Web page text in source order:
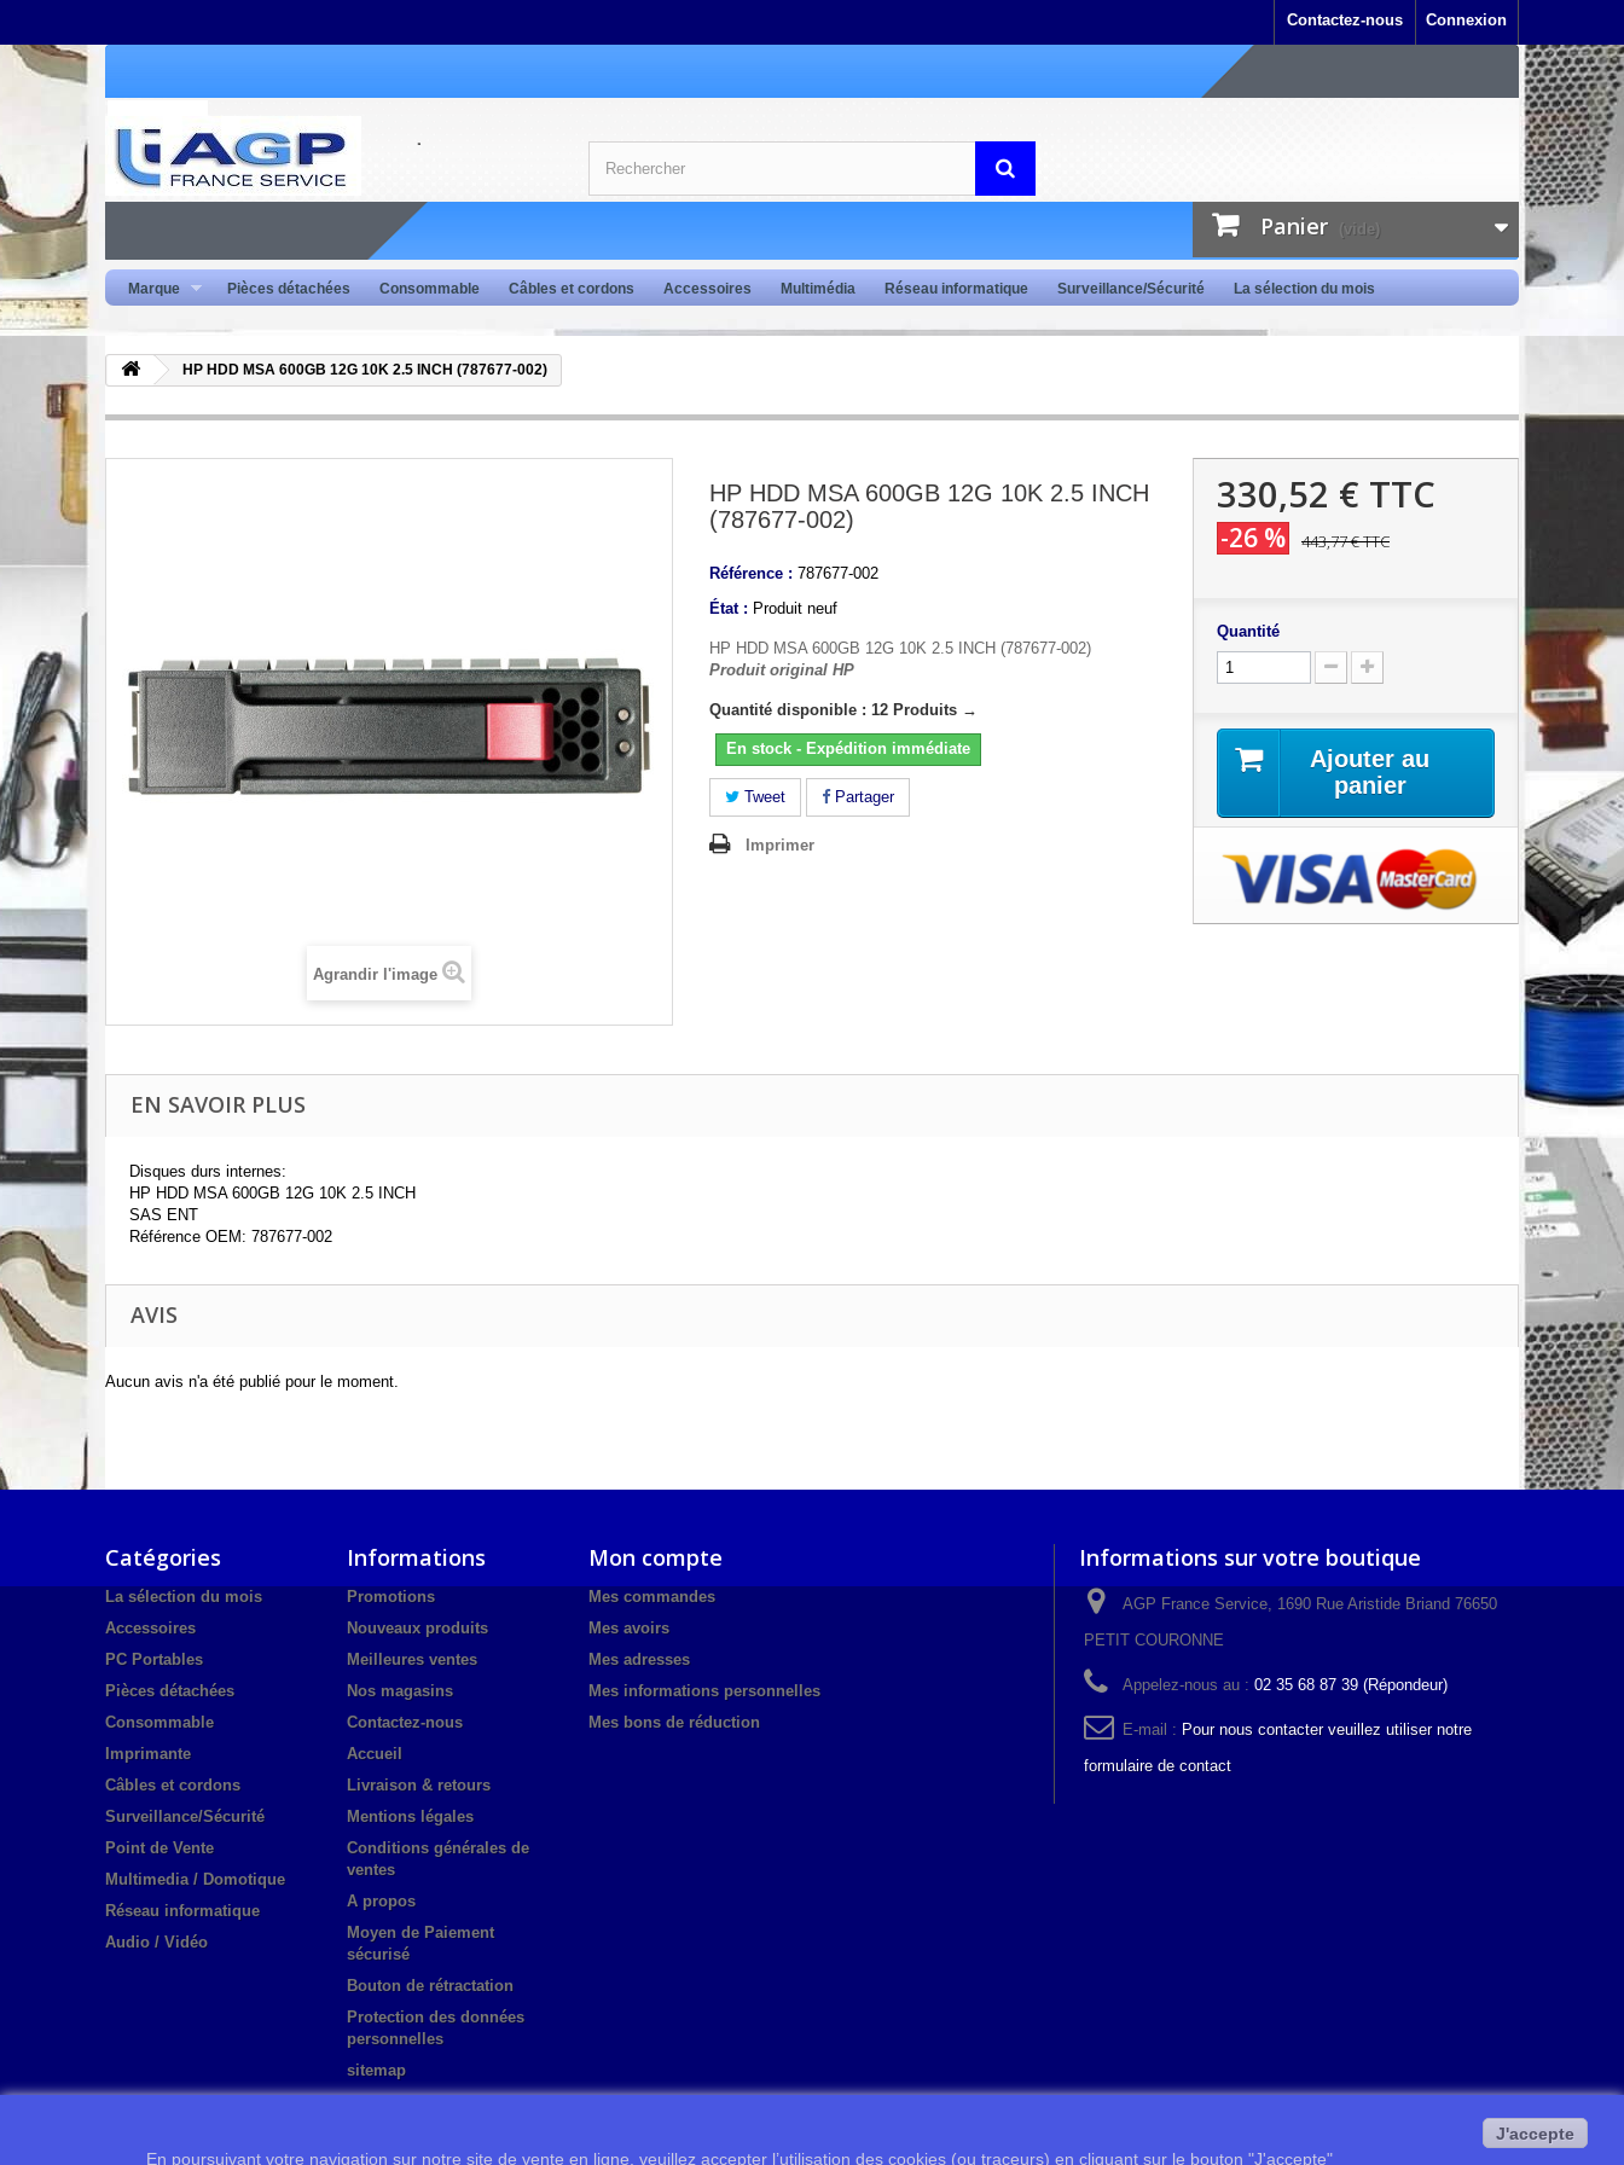
Connexion
Contactez-nous
Panier (vide)
Marque Pièces détachées Consommable Câbles et cordons Accessoires Multimédia Réseau informatique Surveillance/Sécurité La sélection du mois
HP HDD MSA 600GB 12G 10K 2.5 INCH (787677-002)
Agrandir l'image
HP HDD MSA 600GB 12G 10K 2.5 INCH
(787677-002)
Référence : 787677-002
État : Produit neuf
HP HDD MSA 600GB 12G 10K 2.5 INCH (787677-002)
Produit original HP
Quantité disponible : 12 Produits →
En stock - Expédition immédiate
Tweet Partager
Imprimer
330,52 € TTC
-26 % 443,77 €TTC
Quantité
Ajouter au
panier
EN SAVOIR PLUS
Disques durs internes:
HP HDD MSA 600GB 12G 10K 2.5 INCH
SAS ENT
Référence OEM: 787677-002
AVIS
Aucun avis n'a été publié pour le moment.
Catégories
La sélection du mois
Accessoires
PC Portables
Pièces détachées
Consommable
Imprimante
Câbles et cordons
Surveillance/Sécurité
Point de Vente
Multimedia / Domotique
Réseau informatique
Audio / Vidéo
Informations
Promotions
Nouveaux produits
Meilleures ventes
Nos magasins
Contactez-nous
Accueil
Livraison & retours
Mentions légales
Conditions générales de
ventes
A propos
Moyen de Paiement
sécurisé
Bouton de rétractation
Protection des données
personnelles
sitemap
Mon compte
Mes commandes
Mes avoirs
Mes adresses
Mes informations personnelles
Mes bons de réduction
Informations sur votre boutique
AGP France Service, 1690 Rue Aristide Briand 76650
PETIT COURONNE
Appelez-nous au : 02 35 68 87 39 (Répondeur)
E-mail : Pour nous contacter veuillez utiliser notre
formulaire de contact
En poursuivant votre navigation sur notre site de vente en ligne, veuillez accepter l’utilisation des cookies (ou traceurs) en cliquant sur le bouton "J'accepte"
J'accepte